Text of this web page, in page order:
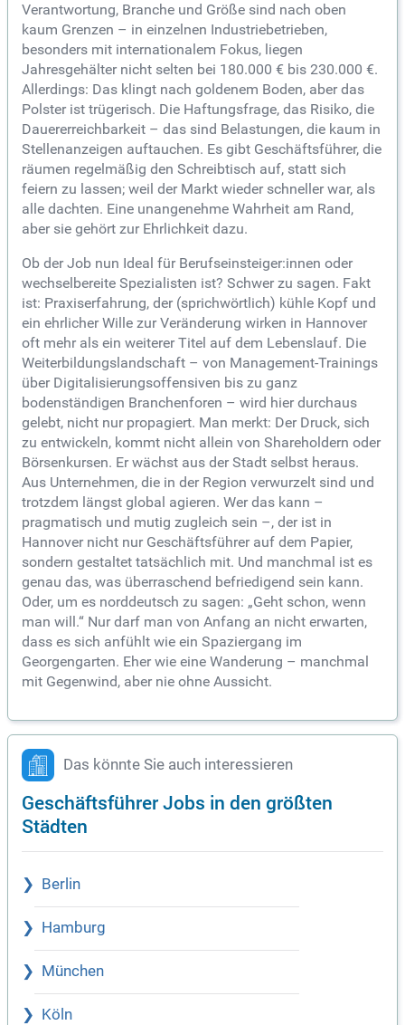
Verantwortung, Branche und Größe sind nach oben
kaum Grenzen – in einzelnen Industriebetrieben,
besonders mit internationalem Fokus, liegen
Jahresgehälter nicht selten bei 180.000 € bis 230.000 €.
Allerdings: Das klingt nach goldenem Boden, aber das
Polster ist trügerisch. Die Haftungsfrage, das Risiko, die
Dauererreichbarkeit – das sind Belastungen, die kaum in
Stellenanzeigen auftauchen. Es gibt Geschäftsführer, die
räumen regelmäßig den Schreibtisch auf, statt sich
feiern zu lassen; weil der Markt wieder schneller war, als
alle dachten. Eine unangenehme Wahrheit am Rand,
aber sie gehört zur Ehrlichkeit dazu.
Ob der Job nun Ideal für Berufseinsteiger:innen oder
wechselbereite Spezialisten ist? Schwer zu sagen. Fakt
ist: Praxiserfahrung, der (sprichwörtlich) kühle Kopf und
ein ehrlicher Wille zur Veränderung wirken in Hannover
oft mehr als ein weiterer Titel auf dem Lebenslauf. Die
Weiterbildungslandschaft – von Management-Trainings
über Digitalisierungsoffensiven bis zu ganz
bodenständigen Branchenforen – wird hier durchaus
gelebt, nicht nur propagiert. Man merkt: Der Druck, sich
zu entwickeln, kommt nicht allein von Shareholdern oder
Börsenkursen. Er wächst aus der Stadt selbst heraus.
Aus Unternehmen, die in der Region verwurzelt sind und
trotzdem längst global agieren. Wer das kann –
pragmatisch und mutig zugleich sein –, der ist in
Hannover nicht nur Geschäftsführer auf dem Papier,
sondern gestaltet tatsächlich mit. Und manchmal ist es
genau das, was überraschend befriedigend sein kann.
Oder, um es norddeutsch zu sagen: „Geht schon, wenn
man will.“ Nur darf man von Anfang an nicht erwarten,
dass es sich anfühlt wie ein Spaziergang im
Georgengarten. Eher wie eine Wanderung – manchmal
mit Gegenwind, aber nie ohne Aussicht.
Das könnte Sie auch interessieren
Geschäftsführer Jobs in den größten
Städten
Berlin
Hamburg
München
Köln